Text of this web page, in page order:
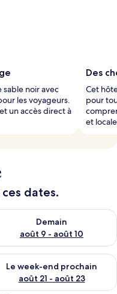
noir avec
les voyageurs.
un accès direct à
Des
Cet
pour
et
dates.
8 - août 9
Demain
août 9 - août 10
la disponibilité pour
août 14 - août 16
Le week-end prochain
août 21 - août 23
la disponibilité pour